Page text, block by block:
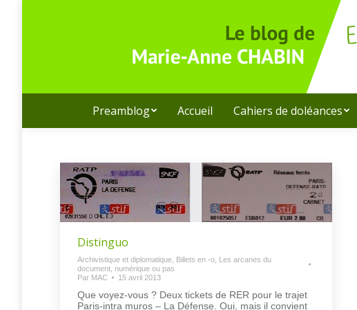
Preamblog Accueil Cahiers de doléances
Distinguo
Archivistique et diplomatique Billets en -o Les arcanes du
document, numérique ou pas
Par MAC 15 avril 2013
Que voyez-vous ? Deux tickets de RER pour le trajet
Paris-intra muros – La Défense. Oui, mais il convient